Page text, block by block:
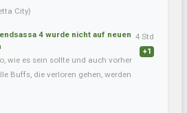
City)
4 wurde nicht auf neuen
wie es sein sollte und auch vorher
Buffs, die verloren gehen, werden
4 Std
+1